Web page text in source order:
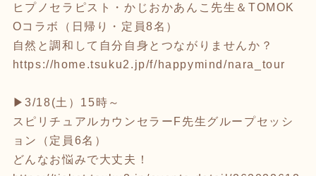
ヒプノセラピスト・かじおかあんこ先生＆TOMOK
Oコラボ（日帰り・定員8名）
自然と調和して自分自身とつながりませんか？
https://home.tsuku2.jp/f/happymind/nara_tour
▶3/18(土）15時～
スピリチュアルカウンセラーF先生グループセッシ
ョン（定員6名）
どんなお悩みで大丈夫！